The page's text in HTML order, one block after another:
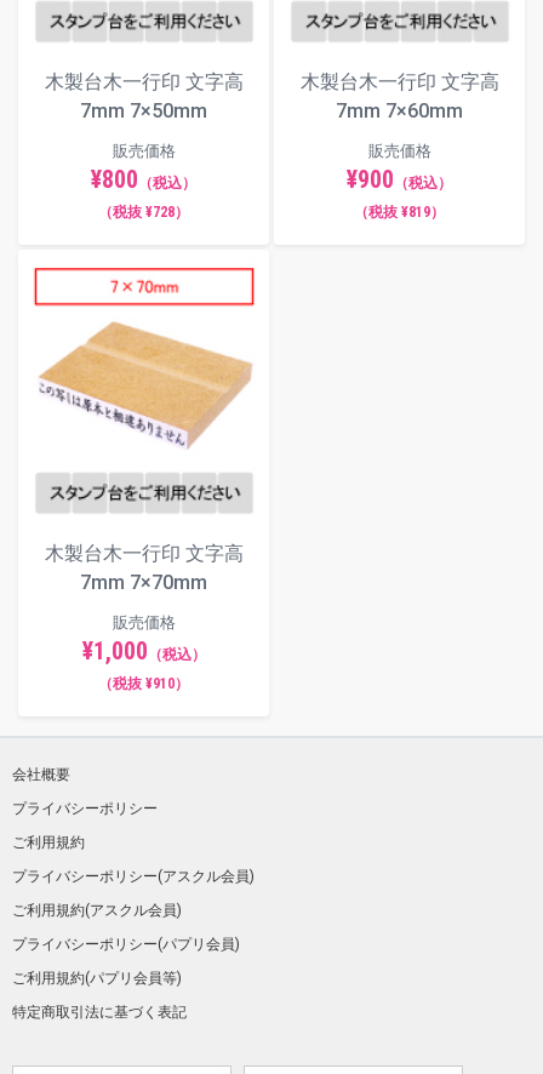
木製台木一行印 文字高
7mm 7×50mm
販売価格
¥800 （税込）
（税抜 ¥728）
木製台木一行印 文字高
7mm 7×60mm
販売価格
¥900 （税込）
（税抜 ¥819）
木製台木一行印 文字高
7mm 7×70mm
販売価格
¥1,000 （税込）
（税抜 ¥910）
会社概要
プライバシーポリシー
ご利用規約
プライバシーポリシー(アスクル会員)
ご利用規約(アスクル会員)
プライバシーポリシー(パプリ会員)
ご利用規約(パプリ会員等)
特定商取引法に基づく表記